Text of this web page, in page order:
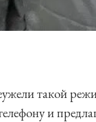
такой
и